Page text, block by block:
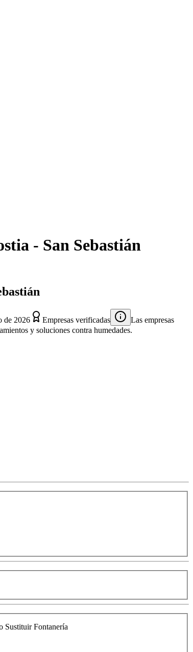
- San Sebastián
de 2026 Empresas verificadas
Las empresas
y soluciones contra humedades.
Sustituir Fontanería